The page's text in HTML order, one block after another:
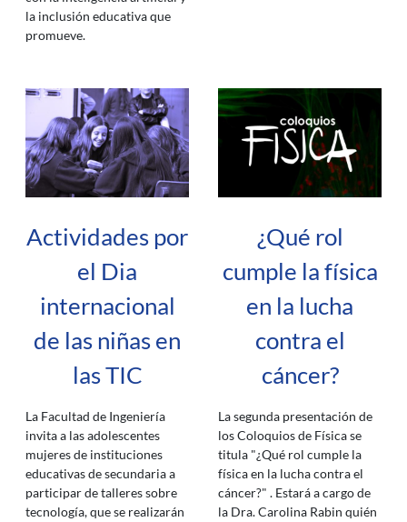
la inclusión educativa que
promueve.
Actividades por
el Dia
internacional
de las niñas en
las TIC
La Facultad de Ingeniería
invita a las adolescentes
mujeres de instituciones
educativas de secundaria a
participar de talleres sobre
tecnología, que se realizarán
¿Qué rol
cumple la física
en la lucha
contra el
cáncer?
La segunda presentación de
los Coloquios de Física se
titula "¿Qué rol cumple la
física en la lucha contra el
cáncer?" . Estará a cargo de
la Dra. Carolina Rabin quién